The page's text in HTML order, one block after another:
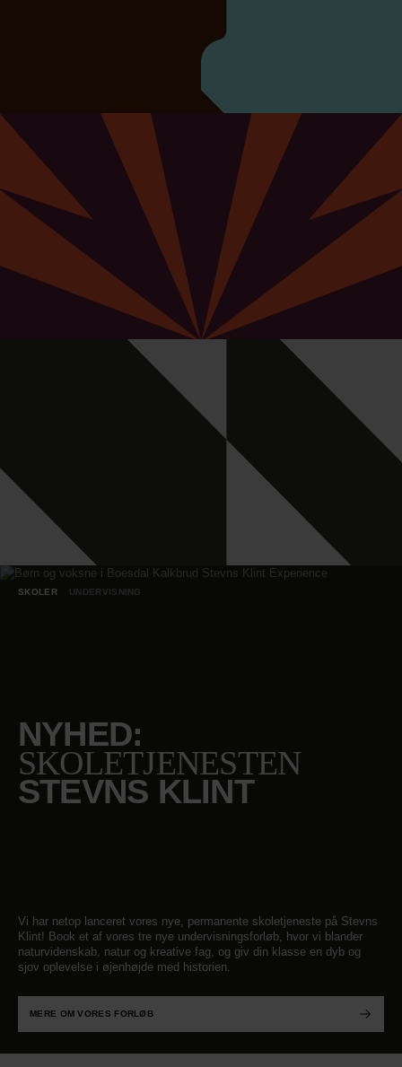
SKOLER UNDERVISNING
NYHED:
SKOLETJENESTEN
STEVNS KLINT
Vi har netop lanceret vores nye, permanente skoletjeneste på Stevns
Klint! Book et af vores tre nye undervisningsforløb, hvor vi blander
naturvidenskab, natur og kreative fag, og giv din klasse en dyb og
sjov oplevelse i øjenhøjde med historien.
MERE OM VORES FORLØB